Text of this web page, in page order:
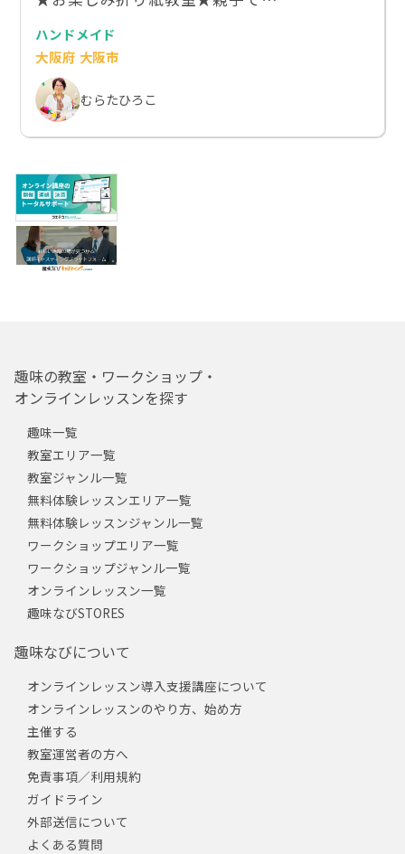
ハンドメイド
大阪府 大阪市
むらたひろこ
趣味の教室・ワークショップ・
オンラインレッスンを探す
趣味一覧
教室エリア一覧
教室ジャンル一覧
無料体験レッスンエリア一覧
無料体験レッスンジャンル一覧
ワークショップエリア一覧
ワークショップジャンル一覧
オンラインレッスン一覧
趣味なびSTORES
趣味なびについて
オンラインレッスン導入支援講座について
オンラインレッスンのやり方、始め方
主催する
教室運営者の方へ
免責事項／利用規約
ガイドライン
外部送信について
よくある質問